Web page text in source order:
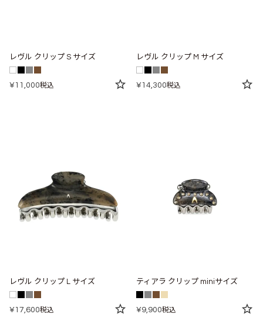
レヴル クリップ S サイズ
¥11,000税込
レヴル クリップ M サイズ
¥14,300税込
レヴル クリップ L サイズ
¥17,600税込
ティアラ クリップ miniサイズ
¥9,900税込